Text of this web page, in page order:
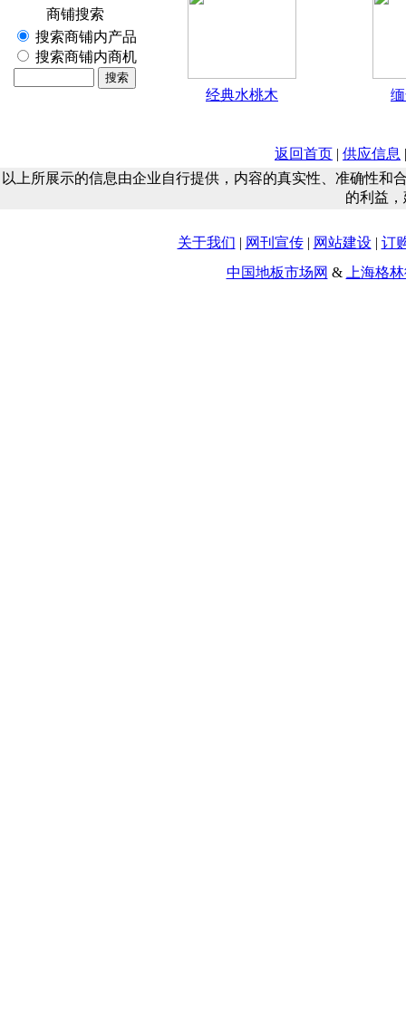
商铺搜索
搜索商铺内产品
搜索商铺内商机
经典水桃木
返回首页 | 供应信息
以上所展示的信息由企业自行提供，内容的真实性、准确性
的利益
关于我们 | 网刊宣传| 网站建设| 订
中国地板市场网 & 上海格